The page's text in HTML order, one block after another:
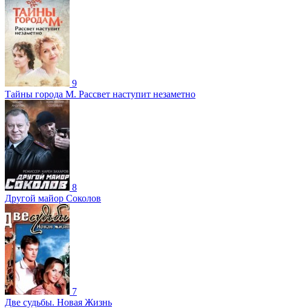
9
Тайны города М. Рассвет наступит незаметно
8
Другой майор Соколов
7
Две судьбы. Новая Жизнь